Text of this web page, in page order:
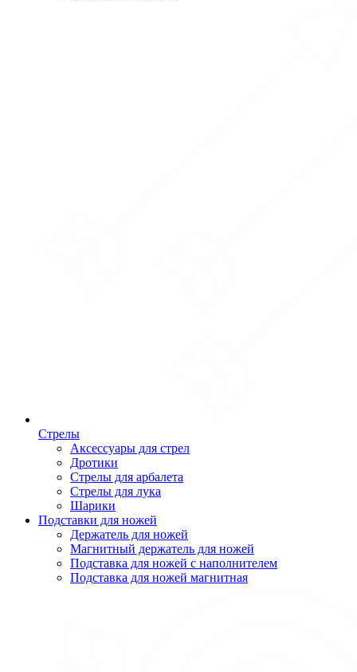
Стрелы
Аксессуары для стрел
Дротики
Стрелы для арбалета
Стрелы для лука
Шарики
Подставки для ножей
Держатель для ножей
Магнитный держатель для ножей
Подставка для ножей с наполнителем
Подставка для ножей магнитная